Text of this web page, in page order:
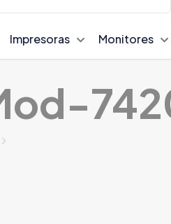
Impresoras Monitores